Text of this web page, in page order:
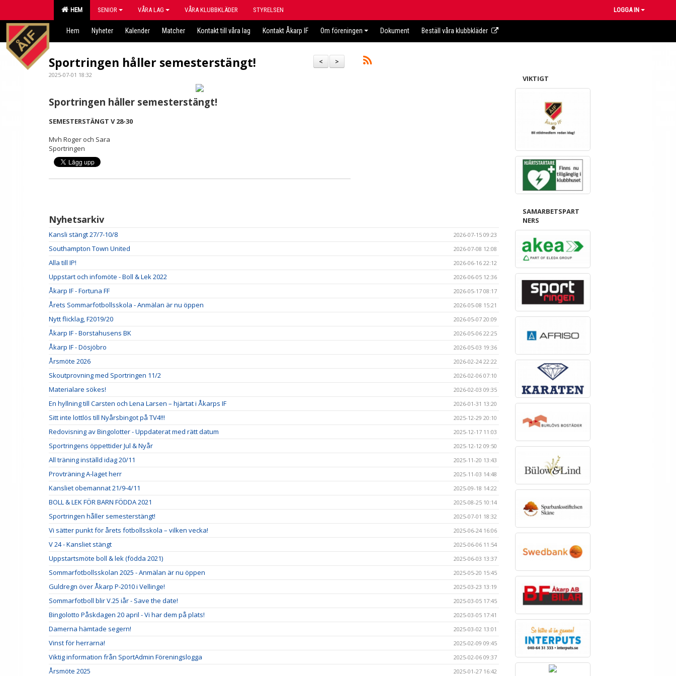
HEM SENIOR VÅRA LAG VÅRA KLUBBKLÄDER STYRELSEN LOGGA IN
Hem Nyheter Kalender Matcher Kontakt till våra lag Kontakt Åkarp IF Om föreningen Dokument Beställ våra klubbkläder
>
<
Sportringen håller semesterstängt!
2025-07-01 18:32
Sportringen håller semesterstängt!
SEMESTERSTÄNGT V 28-30
Mvh Roger och Sara
Sportringen
Nyhetsarkiv
Kansli stängt 27/7-10/8 2026-07-15 09:23
Southampton Town United 2026-07-08 12:08
Alla till IP! 2026-06-16 22:12
Uppstart och infomöte - Boll & Lek 2022 2026-06-05 12:36
Åkarp IF - Fortuna FF 2026-05-17 08:17
Årets Sommarfotbollsskola - Anmälan är nu öppen 2026-05-08 15:21
Nytt flicklag, F2019/20 2026-05-07 20:09
Åkarp IF - Borstahusens BK 2026-05-06 22:25
Åkarp IF - Dösjöbro 2026-05-03 19:36
Årsmöte 2026 2026-02-24 22:22
Skoutprovning med Sportringen 11/2 2026-02-06 07:10
Materialare sökes! 2026-02-03 09:35
En hyllning till Carsten och Lena Larsen – hjärtat i Åkarps IF 2026-01-31 13:20
Sitt inte lottlös till Nyårsbingot på TV4!!! 2025-12-29 20:10
Redovisning av Bingolotter - Uppdaterat med rätt datum 2025-12-17 11:03
Sportringens öppettider Jul & Nyår 2025-12-12 09:50
All träning inställd idag 20/11 2025-11-20 13:43
Provträning A-laget herr 2025-11-03 14:48
Kansliet obemannat 21/9-4/11 2025-09-18 14:22
BOLL & LEK FÖR BARN FÖDDA 2021 2025-08-25 10:14
Sportringen håller semesterstängt! 2025-07-01 18:32
Vi sätter punkt för årets fotbollsskola – vilken vecka! 2025-06-24 16:06
V 24 - Kansliet stängt 2025-06-06 11:54
Uppstartsmöte boll & lek (födda 2021) 2025-06-03 13:37
Sommarfotbollsskolan 2025 - Anmälan är nu öppen 2025-05-20 15:45
Guldregn över Åkarp P-2010 i Vellinge! 2025-03-23 13:19
Sommarfotboll blir V.25 iår - Save the date! 2025-03-05 17:45
Bingolotto Påskdagen 20 april - Vi har dem på plats! 2025-03-05 17:41
Damerna hämtade segern! 2025-03-02 13:01
Vinst för herrarna! 2025-02-09 09:45
Viktig information från SportAdmin Föreningslogga 2025-02-06 09:37
Årsmöte 2025 2025-01-27 16:42
VIKTIGT
SAMARBETSPART
NERS